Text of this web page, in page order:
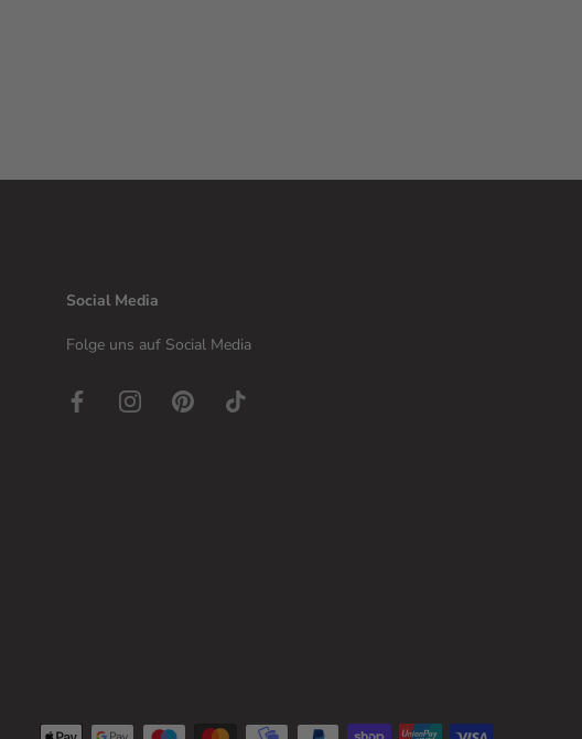
Social Media
Folge uns auf Social Media